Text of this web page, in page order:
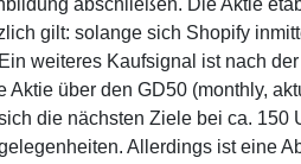
abschließen. Die Aktie
gilt: solange sich Shopify
weiteres Kaufsignal ist nach
Aktie über den GD50 (monthly,
die nächsten Ziele bei ca.
Allerdings ist eine